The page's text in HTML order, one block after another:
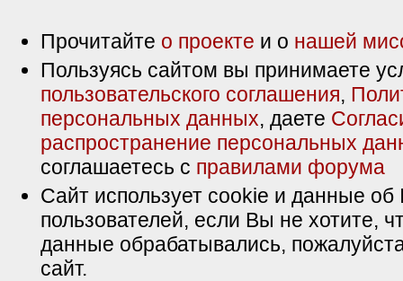
Прочитайте о проекте и о нашей
Пользуясь сайтом вы принимаете
пользовательского соглашения,
персональных данных, даете
распространение персональных
соглашаетесь с правилами форума
Сайт использует cookie и данные об
пользователей, если Вы не хотите,
данные обрабатывались,
сайт.